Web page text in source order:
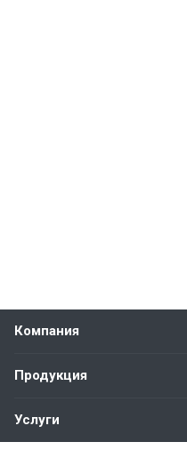
Компания
Продукция
Услуги